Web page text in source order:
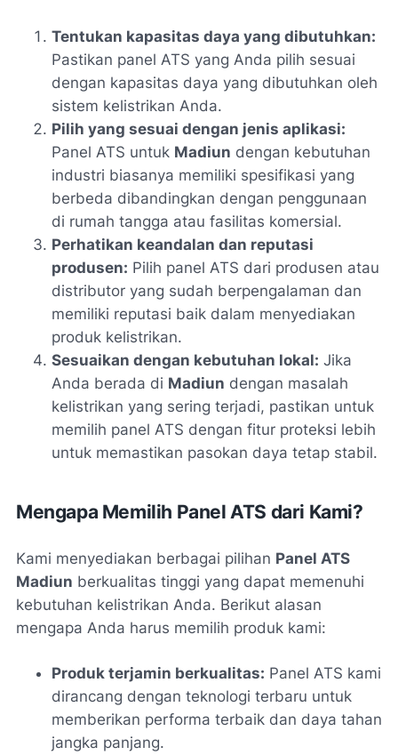
Tentukan kapasitas daya yang dibutuhkan:
Pastikan panel ATS yang Anda pilih sesuai
dengan kapasitas daya yang dibutuhkan oleh
sistem kelistrikan Anda.
Pilih yang sesuai dengan jenis aplikasi:
Panel ATS untuk Madiun dengan kebutuhan
industri biasanya memiliki spesifikasi yang
berbeda dibandingkan dengan penggunaan
di rumah tangga atau fasilitas komersial.
Perhatikan keandalan dan reputasi
produsen: Pilih panel ATS dari produsen atau
distributor yang sudah berpengalaman dan
memiliki reputasi baik dalam menyediakan
produk kelistrikan.
Sesuaikan dengan kebutuhan lokal: Jika
Anda berada di Madiun dengan masalah
kelistrikan yang sering terjadi, pastikan untuk
memilih panel ATS dengan fitur proteksi lebih
untuk memastikan pasokan daya tetap stabil.
Mengapa Memilih Panel ATS dari Kami?
Kami menyediakan berbagai pilihan Panel ATS
Madiun berkualitas tinggi yang dapat memenuhi
kebutuhan kelistrikan Anda. Berikut alasan
mengapa Anda harus memilih produk kami:
Produk terjamin berkualitas: Panel ATS kami
dirancang dengan teknologi terbaru untuk
memberikan performa terbaik dan daya tahan
jangka panjang.